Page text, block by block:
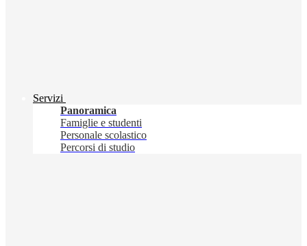
Servizi
Panoramica
Famiglie e studenti
Personale scolastico
Percorsi di studio